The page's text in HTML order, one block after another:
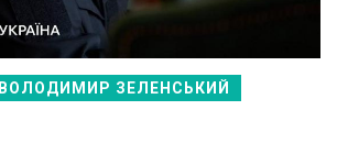
ВОЛОДИМИР ЗЕЛЕНСЬКИЙ